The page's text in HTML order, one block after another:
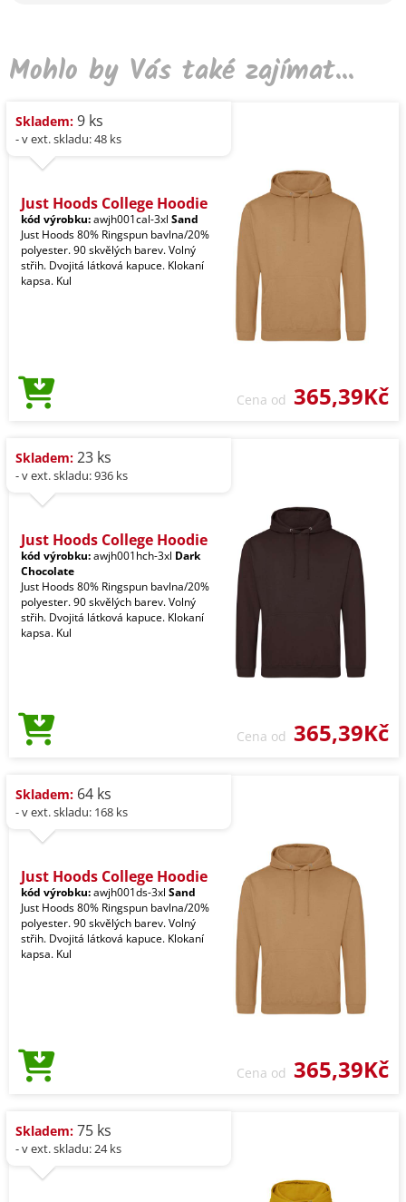
Mohlo by Vás také zajímat...
Skladem: 9 ks
- v ext. skladu: 48 ks
Just Hoods College Hoodie
kód výrobku:awjh001cal-3xl Sand
Just Hoods 80% Ringspun bavlna/20%
polyester. 90 skvělých barev. Volný
střih. Dvojitá látková kapuce. Klokaní
kapsa. Kul
Cena od 365,39Kč
Skladem: 23 ks
- v ext. skladu: 936 ks
Just Hoods College Hoodie
kód výrobku:awjh001hch-3xl Dark
Chocolate
Just Hoods 80% Ringspun bavlna/20%
polyester. 90 skvělých barev. Volný
střih. Dvojitá látková kapuce. Klokaní
kapsa. Kul
Cena od 365,39Kč
Skladem: 64 ks
- v ext. skladu: 168 ks
Just Hoods College Hoodie
kód výrobku:awjh001ds-3xl Sand
Just Hoods 80% Ringspun bavlna/20%
polyester. 90 skvělých barev. Volný
střih. Dvojitá látková kapuce. Klokaní
kapsa. Kul
Cena od 365,39Kč
Skladem: 75 ks
- v ext. skladu: 24 ks